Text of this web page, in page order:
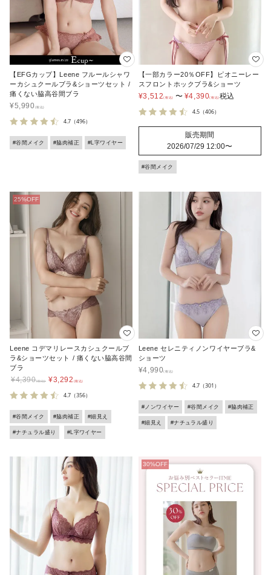
【EFGカップ】Leene フルールシャワ
ーカシュクールブラ&ショーツセット /
痛くない脇高谷間ブラ
¥5,990
4.7 （496）
#谷間メイク #脇肉補正 #L字ワイヤー
【一部カラー20％OFF】ピオニーレー
スフロントホックブラ&ショーツ
¥3,512 〜 ¥4,390 税込
4.5（406）
販売期間
2026/07/29 12:00〜
#谷間メイク
Leene コデマリレースカシュクールブ
ラ&ショーツセット / 痛くない脇高谷間
ブラ
¥4,390 ¥3,292
4.7 （356）
#谷間メイク #脇肉補正 #細見え
#ナチュラル盛り #L字ワイヤー
Leene セレニティノンワイヤーブラ&
ショーツ
¥4,990
4.7（301）
#ノンワイヤー #谷間メイク #脇肉補正
#細見え #ナチュラル盛り